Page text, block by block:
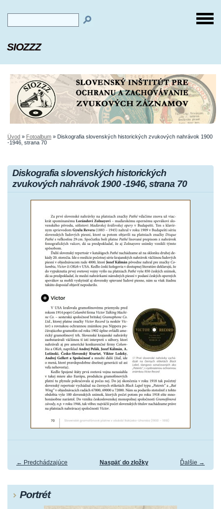
SIOZZZ
Úvod » Fotoalbum » Diskografia slovenských historických zvukových nahrávok 1900
-1946, strana 70
Diskografia slovenských historických
zvukových nahrávok 1900 -1946, strana 70
← Predchádzajúce Ďalšie →
Naspäť do zložky
Portrét